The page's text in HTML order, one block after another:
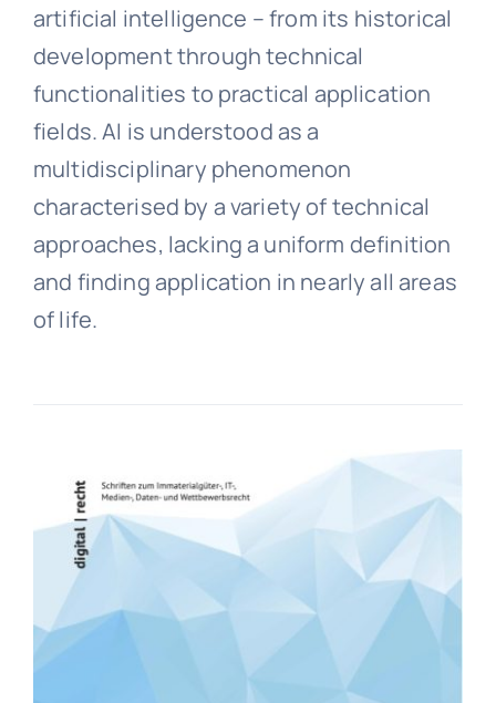
artificial intelligence – from its historical
development through technical
functionalities to practical application
fields. AI is understood as a
multidisciplinary phenomenon
characterised by a variety of technical
approaches, lacking a uniform definition
and finding application in nearly all areas
of life.